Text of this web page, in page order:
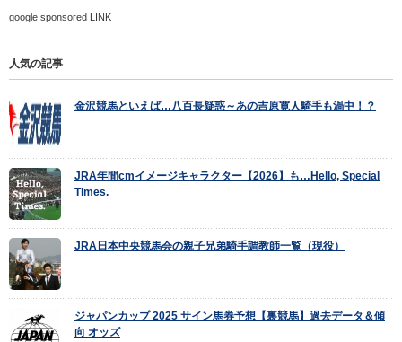
google sponsored LINK
人気の記事
金沢競馬といえば…八百長疑惑～あの吉原寛人騎手も渦中！？
JRA年間cmイメージキャラクター【2026】も…Hello, Special
Times.
JRA日本中央競馬会の親子兄弟騎手調教師一覧（現役）
ジャパンカップ 2025 サイン馬券予想【裏競馬】過去データ＆傾
向 オッズ